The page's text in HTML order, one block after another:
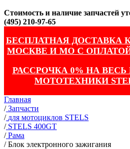
Стоимость и наличие запчастей
(495) 210-97-65
БЕСПЛАТНАЯ ДОСТАВКА
МОСКВЕ И МО С
РАССРОЧКА 0% НА
МОТОТЕХНИКИ
Главная
/ Запчасти
/ для мотоциклов STELS
/ STELS 400GT
/ Рама
/Блок электронного зажигания